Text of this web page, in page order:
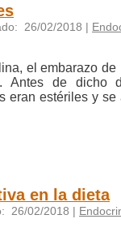
26/02/2018 |
el embarazo
Antes de dicho
eran estériles y se
en la dieta
26/02/2018 |